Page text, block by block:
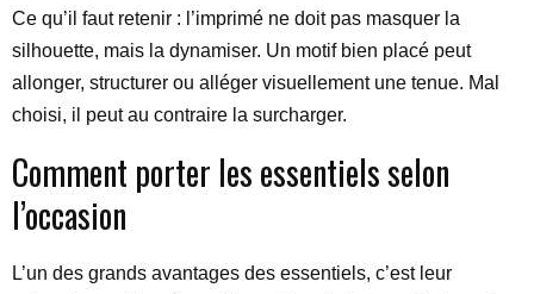
Ce qu’il faut retenir : l’imprimé ne doit pas masquer la
silhouette, mais la dynamiser. Un motif bien placé peut
allonger, structurer ou alléger visuellement une tenue. Mal
choisi, il peut au contraire la surcharger.
Comment porter les essentiels selon
l’occasion
L’un des grands avantages des essentiels, c’est leur